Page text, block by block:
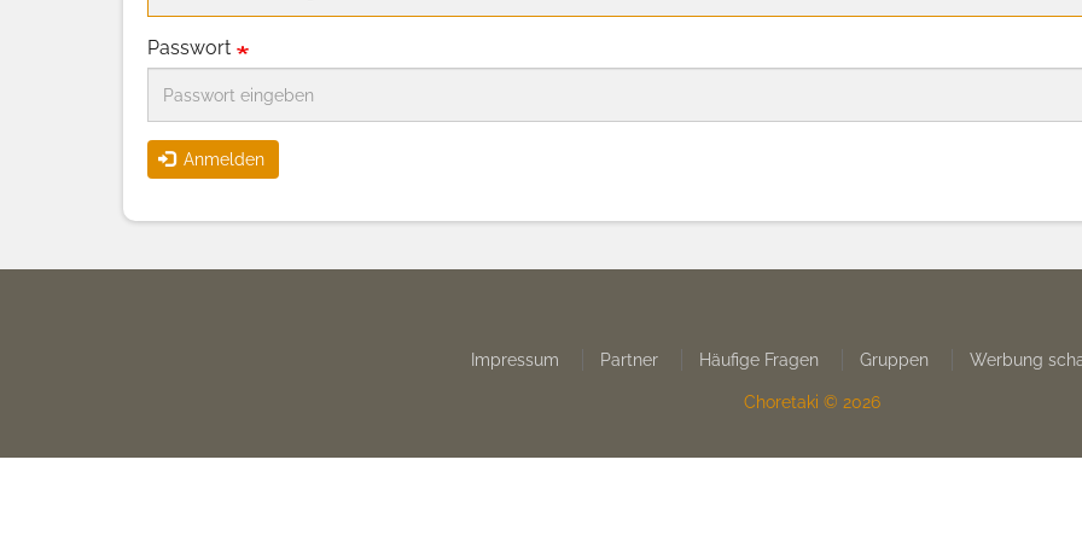
Passwort
Anmelden
Impressum Partner Häufige Fragen Gruppen Werbung
Choretaki © 2026